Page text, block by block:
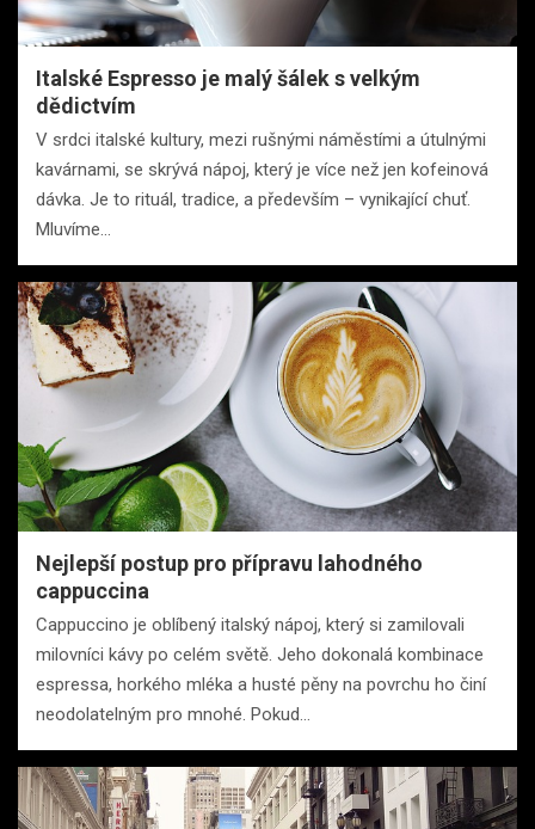
Italské Espresso je malý šálek s velkým
dědictvím
V srdci italské kultury, mezi rušnými náměstími a útulnými
kavárnami, se skrývá nápoj, který je více než jen kofeinová
dávka. Je to rituál, tradice, a především – vynikající chuť.
Mluvíme…
Nejlepší postup pro přípravu lahodného
cappuccina
Cappuccino je oblíbený italský nápoj, který si zamilovali
milovníci kávy po celém světě. Jeho dokonalá kombinace
espressa, horkého mléka a husté pěny na povrchu ho činí
neodolatelným pro mnohé. Pokud…